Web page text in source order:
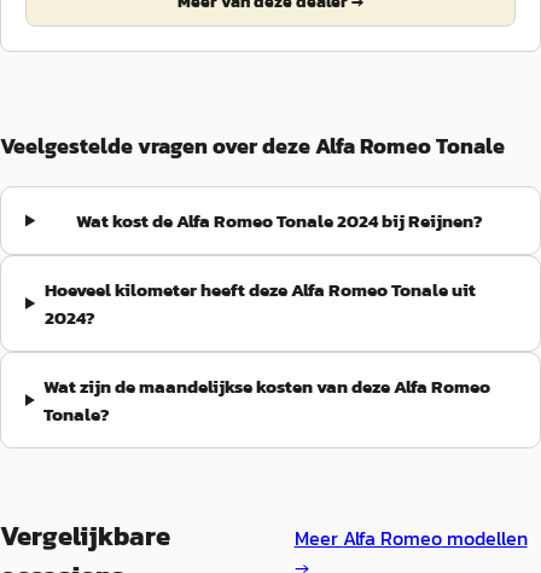
Veelgestelde vragen over deze Alfa Romeo Tonale
Wat kost de Alfa Romeo Tonale 2024 bij Reijnen?
Hoeveel kilometer heeft deze Alfa Romeo Tonale uit
2024?
Wat zijn de maandelijkse kosten van deze Alfa Romeo
Tonale?
Vergelijkbare
MeerAlfa Romeomodellen
→